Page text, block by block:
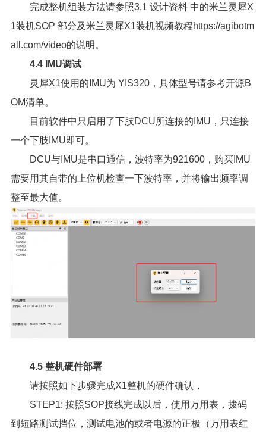
完成整机组装方法请参照3.1 设计资料 中的米兰灵犀X
1装机SOP 部分及米兰灵犀X1装机视频教程https://agibotm
all.com/video的说明。
4.4 IMU调试
灵犀X1使用的IMU为 YIS320，具体型号请参考开源B
OM清单。
目前软件中只启用了下肢DCU所连接的IMU，只连接
一个下肢IMU即可。
DCU与IMU是串口通信，波特率为921600，购买IMU
需要用其自带的上位机检查一下波特率，并将输出频率调
整至最大值。
4.5 整机硬件部署
请按照如下步骤完成X1整机的硬件确认，
STEP1: 按照SOP接线完成以后，使用万用表，拨码
到短路测试挡位，测试电池的或者电源的正极（万用表红